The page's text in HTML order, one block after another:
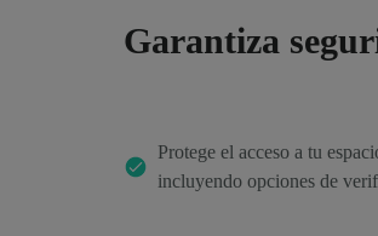
Garantiza
Protege el acceso a tu
incluyendo opciones de